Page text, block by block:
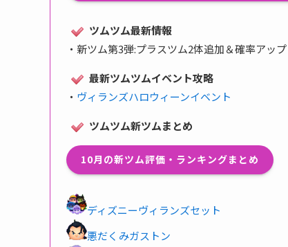
ツムツム最新情報
・ 新ツム第3弾:プラスツム2体追加＆確率アップ
最新ツムツムイベント攻略
・ ヴィランズハロウィーンイベント
ツムツム新ツムまとめ
10月の新ツム評価・ランキングまとめ
ディズニーヴィランズセット
悪だくみガストン